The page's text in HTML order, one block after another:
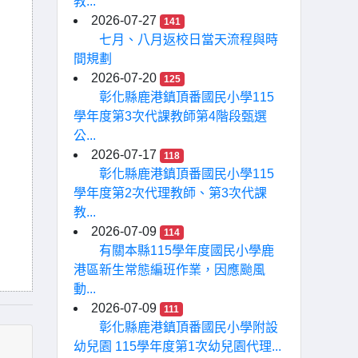
2026-07-27
141
七月、八月返校日當天流程與時
間規劃
2026-07-20
125
彰化縣鹿港鎮頂番國民小學115
學年度第3次代課教師第4階段甄選
公...
2026-07-17
118
彰化縣鹿港鎮頂番國民小學115
學年度第2次代理教師、第3次代課
教...
2026-07-09
114
有關本縣115學年度國民小學鹿
港區新生常態編班作業，因應颱風
動...
2026-07-09
111
彰化縣鹿港鎮頂番國民小學附設
幼兒園 115學年度第1次幼兒園代理...